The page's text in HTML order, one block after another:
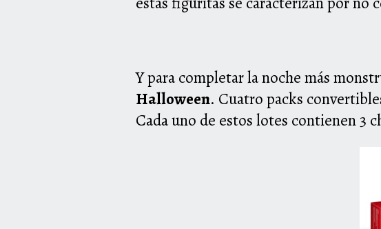
Y para completar la noche más
Halloween. Cuatro packs
Cada uno de estos lotes contienen 3